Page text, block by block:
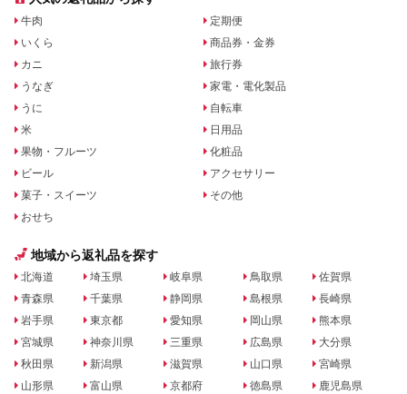
牛肉
いくら
カニ
うなぎ
うに
米
果物・フルーツ
ビール
菓子・スイーツ
おせち
定期便
商品券・金券
旅行券
家電・電化製品
自転車
日用品
化粧品
アクセサリー
その他
地域から返礼品を探す
北海道
青森県
岩手県
宮城県
秋田県
山形県
埼玉県
千葉県
東京都
神奈川県
新潟県
富山県
岐阜県
静岡県
愛知県
三重県
滋賀県
京都府
鳥取県
島根県
岡山県
広島県
山口県
徳島県
佐賀県
長崎県
熊本県
大分県
宮崎県
鹿児島県